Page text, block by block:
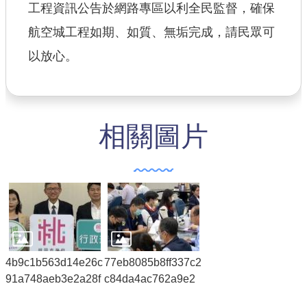
工程資訊公告於網路專區以利全民監督，確保
航空城工程如期、如質、無垢完成，請民眾可
以放心。
相關圖片
4b9c1b563d14e26c
91a748aeb3e2a28f
77eb8085b8ff337c2
c84da4ac762a9e2